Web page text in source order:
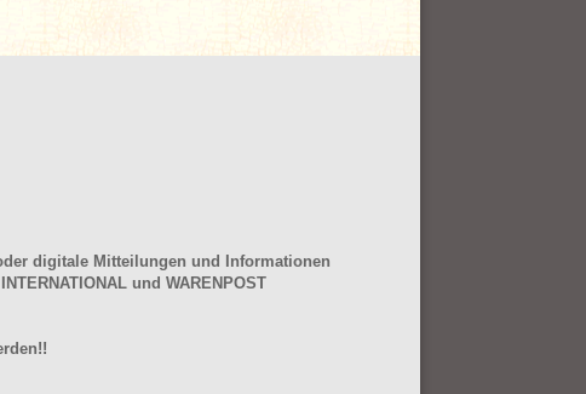
digitale Mitteilungen und Informationen
und WARENPOST